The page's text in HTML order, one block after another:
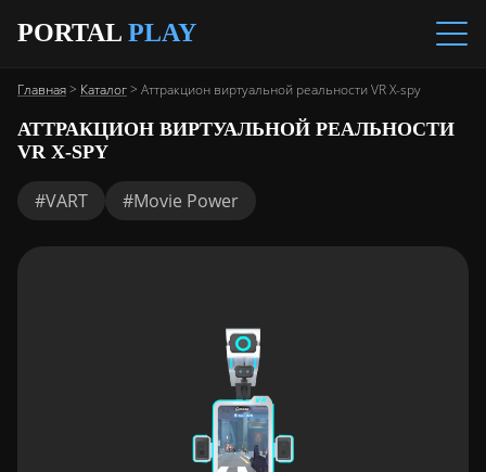
PORTAL PLAY
Главная> Каталог> Аттракцион виртуальной реальности VR X-spy
АТТРАКЦИОН ВИРТУАЛЬНОЙ РЕАЛЬНОСТИ
VR X-SPY
#VART #Movie Power